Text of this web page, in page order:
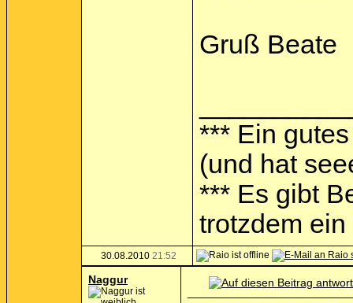
Gruß Beate
*** Ein
(und hat
*** Es gibt
trotzdem
30.08.2010 21:52
Naggur